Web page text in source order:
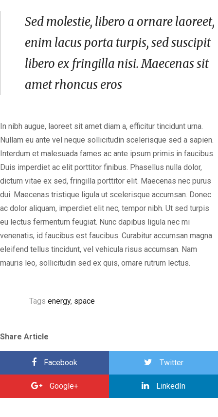
Sed molestie, libero a ornare laoreet,
enim lacus porta turpis, sed suscipit
libero ex fringilla nisi. Maecenas sit
amet rhoncus eros
In nibh augue, laoreet sit amet diam a, efficitur tincidunt urna.
Nullam eu ante vel neque sollicitudin scelerisque sed a sapien.
Interdum et malesuada fames ac ante ipsum primis in faucibus.
Duis imperdiet ac elit porttitor finibus. Phasellus nulla dolor,
dictum vitae ex sed, fringilla porttitor elit. Maecenas nec purus
dui. Maecenas tristique ligula ut scelerisque accumsan. Donec
ac dolor aliquam, imperdiet elit nec, tempor nibh. Ut sed turpis
eu lectus fermentum feugiat. Nunc dapibus ligula nec mi
venenatis, id faucibus est faucibus. Curabitur accumsan magna
eleifend tellus tincidunt, vel vehicula risus accumsan. Nam
mauris leo, sollicitudin sed ex quis, ornare rutrum lectus.
Tags energy, space
Share Article
Facebook Twitter
Google+ LinkedIn